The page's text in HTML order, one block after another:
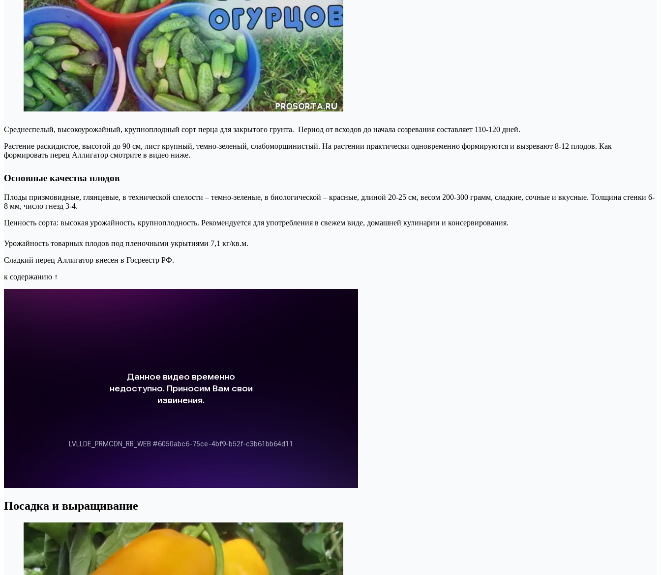
Среднеспелый, высокоурожайный, крупноплодный сорт перца для закрытого грунта. Период от всходов до начала созревания составляет 110-120 дней.
Растение раскидистое, высотой до 90 см, лист крупный, темно-зеленый, слабоморщинистый. На растении практически одновременно формируются и вызревают 8-12 плодов. Как
формировать перец Аллигатор смотрите в видео ниже.
Основные качества плодов
Плоды призмовидные, глянцевые, в технической спелости – темно-зеленые, в биологической – красные, длиной 20-25 см, весом 200-300 грамм, сладкие, сочные и вкусные. Толщина стенки 6-
8 мм, число гнезд 3-4.
Ценность сорта: высокая урожайность, крупноплодность. Рекомендуется для употребления в свежем виде, домашней кулинарии и консервирования.
Урожайность товарных плодов под пленочными укрытиями 7,1 кг/кв.м.
Сладкий перец Аллигатор внесен в Госреестр РФ.
к содержанию ↑
Посадка и выращивание